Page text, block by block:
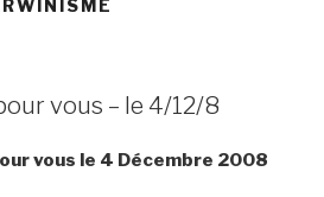
vous – le 4/12/8
vous le 4 Décembre 2008